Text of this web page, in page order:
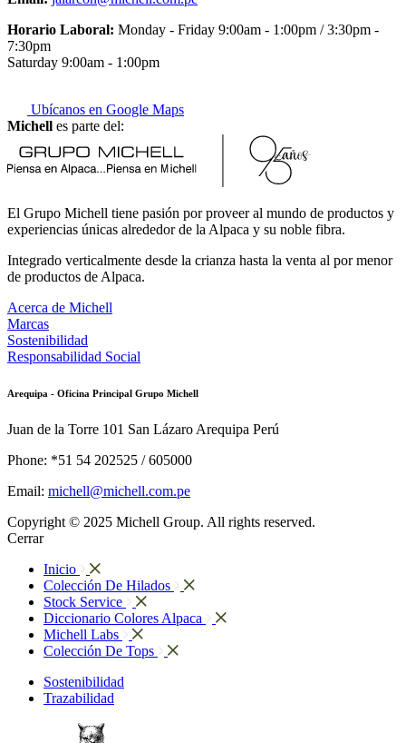
Horario Laboral: Monday - Friday 9:00am - 1:00pm / 3:30pm -
7:30pm
Saturday 9:00am - 1:00pm
Ubícanos en Google Maps
Michell es parte del:
El Grupo Michell tiene pasión por proveer al mundo de productos y
experiencias únicas alrededor de la Alpaca y su noble fibra.
Integrado verticalmente desde la crianza hasta la venta al por menor
de productos de Alpaca.
Acerca de Michell
Marcas
Sostenibilidad
Responsabilidad Social
Arequipa - Oficina Principal Grupo Michell
Juan de la Torre 101 San Lázaro Arequipa Perú
Phone: *51 54 202525 / 605000
Email: michell@michell.com.pe
Copyright © 2025 Michell Group. All rights reserved.
Cerrar
Inicio
Colección De Hilados
Stock Service
Diccionario Colores Alpaca
Michell Labs
Colección De Tops
Sostenibilidad
Trazabilidad